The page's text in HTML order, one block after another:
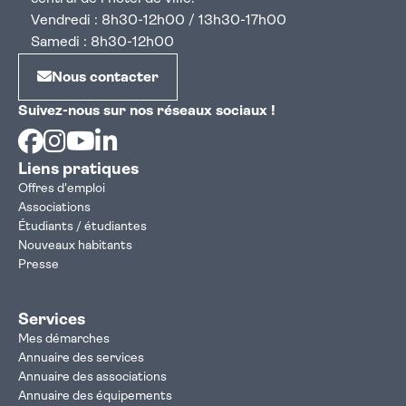
Vendredi : 8h30-12h00 / 13h30-17h00
Samedi : 8h30-12h00
Nous contacter
Suivez-nous sur nos réseaux sociaux !
Facebook
Instagram
Youtube
Liens pratiques
Offres d'emploi
Associations
Étudiants / étudiantes
Nouveaux habitants
Presse
Services
Mes démarches
Annuaire des services
Annuaire des associations
Annuaire des équipements